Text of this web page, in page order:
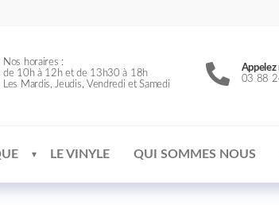
Nos horaires :
de 10h à 12h et de 13h30 à 18h
Les Mardis, Jeudis, Vendredi et Samedi
Appelez
03 88
LE VINYLE QUI SOMMES NOUS